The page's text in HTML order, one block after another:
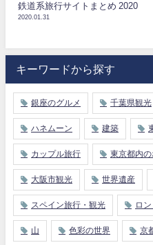
鉄道系旅行サイトまとめ 2020
2020.01.31
キーワードから探す
銀座のグルメ 千葉県観光
ハネムーン 建築
カップル旅行 東京都内
大阪市観光 世界遺産
スペイン旅行・観光 ロ
山 色彩の世界 京